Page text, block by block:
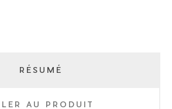
RÉSUMÉ
AU PRODUIT